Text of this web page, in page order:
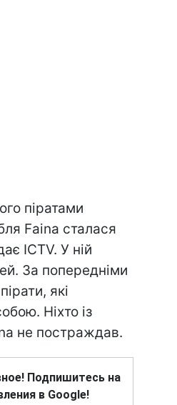
піратами
Faina сталася
ICTV. У ній
За попередніми
які
Ніхто із
не постраждав.
Подпишитесь на
в Google!